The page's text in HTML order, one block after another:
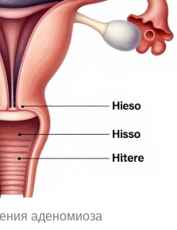
аденомиоза